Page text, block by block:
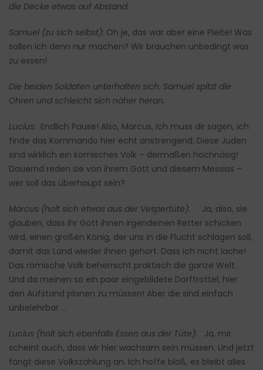
die Decke etwas auf Abstand.
Samuel (zu sich selbst): Oh je, das war aber eine Pleite! Was
sollen ich denn nur machen? Wir brauchen unbedingt was
zu essen!
Die beiden Soldaten unterhalten sich. Samuel spitzt die
Ohren und schleicht sich näher heran.
Lucius: Endlich Pause! Also, Marcus, ich muss dir sagen, ich
finde das Kommando hier echt anstrengend. Diese Juden
sind wirklich ein komisches Volk – dermaßen hochnäsig!
Dauernd reden sie von ihrem Gott und diesem Messias –
wer soll das überhaupt sein?
Marcus (holt sich etwas aus der Vespertüte): Ja, also, sie
glauben, dass ihr Gott ihnen irgendeinen Retter schicken
wird, einen großen König, der uns in die Flucht schlagen soll,
damit das Land wieder ihnen gehört. Dass ich nicht lache!
Das römische Volk beherrscht praktisch die ganze Welt.
Und da meinen so ein paar eingebildete Dorftrottel, hier
den Aufstand planen zu müssen! Aber die sind einfach
unbelehrbar …
Lucius (holt sich ebenfalls Essen aus der Tüte): Ja, mir
scheint auch, dass wir hier wachsam sein müssen. Und jetzt
fängt diese Volkszählung an. Ich hoffe bloß, es bleibt alles